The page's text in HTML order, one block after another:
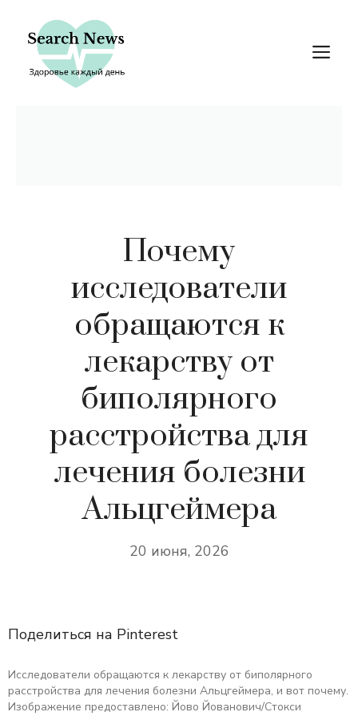
содержимому
Почему
исследователи
обращаются к
лекарству от
биполярного
расстройства для
лечения болезни
Альцгеймера
20 июня, 2026
Поделиться на Pinterest
Исследователи обращаются к лекарству от биполярного
расстройства для лечения болезни Альцгеймера, и вот почему.
Изображение предоставлено: Йово Йованович/Стокси